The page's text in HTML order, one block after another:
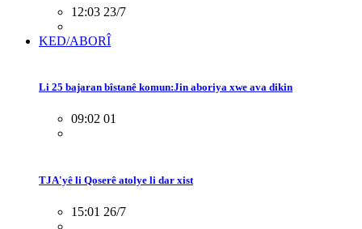
12:03 23/7
KED/ABORÎ
Li 25 bajaran bîstanê komun:Jin aboriya xwe ava dikin
09:02 01
TJA'yê li Qoserê atolye li dar xist
15:01 26/7